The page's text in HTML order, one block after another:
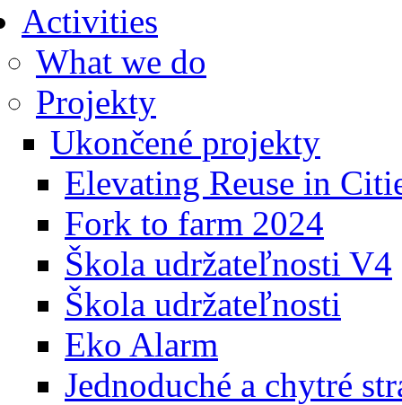
Activities
What we do
Projekty
Ukončené projekty
Elevating Reuse in
Fork to farm 2024
Škola udržateľnosti V4
Škola udržateľnosti
Eko Alarm
Jednoduché a chytré